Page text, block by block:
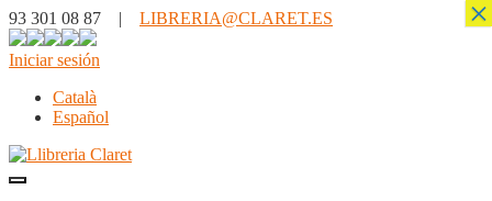
93 301 08 87 | LIBRERIA@CLARET.ES
Iniciar sesión
Català
Español
×